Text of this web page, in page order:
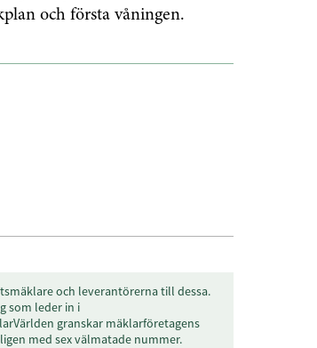
och första våningen.
och leverantörerna till dessa.
som leder in i
granskar mäklarföretagens
med sex välmatade nummer.